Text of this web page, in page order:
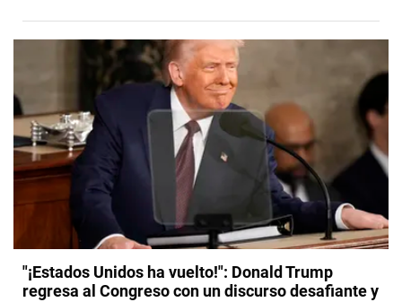
"¡Estados Unidos ha vuelto!": Donald Trump
regresa al Congreso con un discurso desafiante y